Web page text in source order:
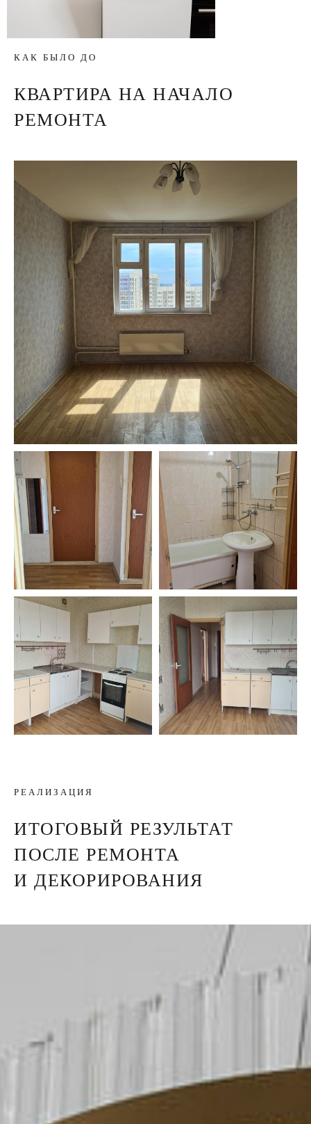
КАК БЫЛО ДО
КВАРТИРА НА НАЧАЛО
РЕМОНТА
РЕАЛИЗАЦИЯ
ИТОГОВЫЙ РЕЗУЛЬТАТ
ПОСЛЕ РЕМОНТА
И ДЕКОРИРОВАНИЯ